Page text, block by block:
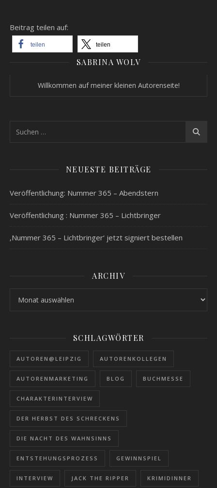
Beitrag teilen auf:
teilen teilen
SABRINA WOLV
Willkommen auf meiner kleinen Autorenseite!
NEUESTE BEITRÄGE
Veröffentlichung: Nummer 365 – Abendstern
Veröffentlichung : Nummer 365 – Lichtbringer
‚Nummer 365 – Lichtbringer‘ jetzt signiert bestellen
ARCHIV
SCHLAGWÖRTER
AUTOREN@LEIPZIG AUTORENKOLLEGEN
AUTORENMARKETING BLOG BUCHMESSE
CHARAKTERINTERVIEW
DER HERBST DES SCHRECKENS
DIE NACHT DES WAHNSINNS
ENTSTEHUNGSPROZESS GEWINNSPIEL
INTERVIEW JACK THE RIPPER KRIMIDINNER